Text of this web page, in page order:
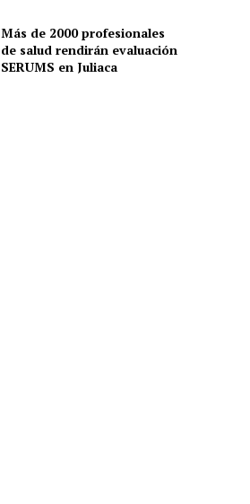
Más de 2000 profesionales
de salud rendirán evaluación
SERUMS en Juliaca